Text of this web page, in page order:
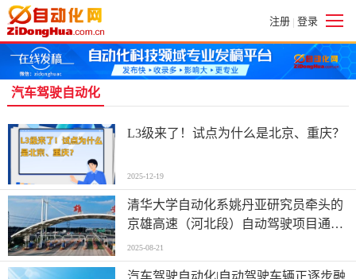
注册 | 登录
汽车驾驶自动化
L3级来了！试点为什么是北京、重庆？
2025-12-19
清华大学自动化系姚丹亚研究员牵头的
京雄高速（河北段）自动驾驶项目通过
中期验收
2025-08-21
汽车驾驶自动化|自动驾驶车辆正逐步融